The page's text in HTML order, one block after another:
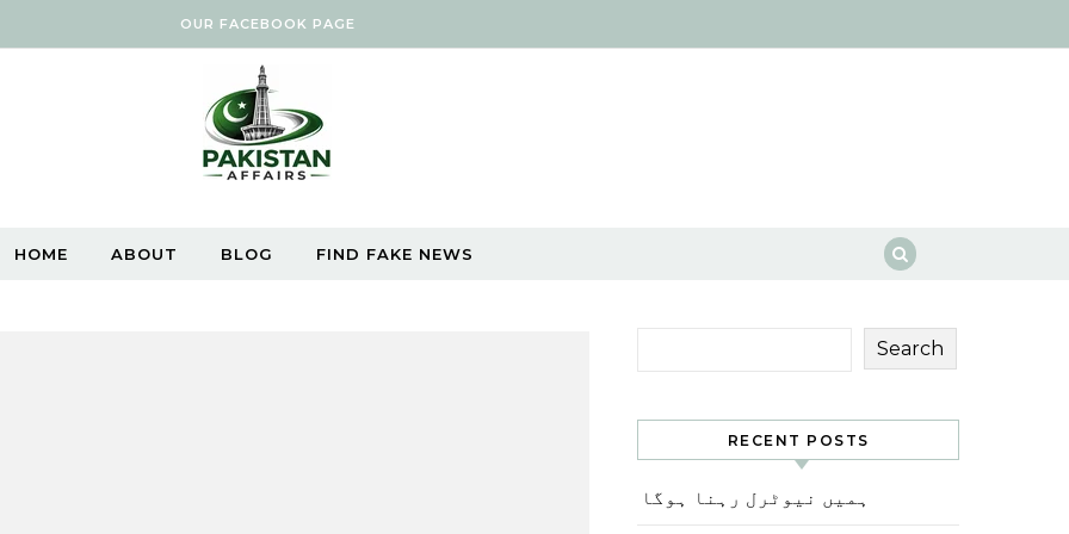
OUR FACEBOOK PAGE
HOME ABOUT BLOG FIND FAKE NEWS
Search
RECENT POSTS
ہمیں نیوٹرل رہنا ہوگا